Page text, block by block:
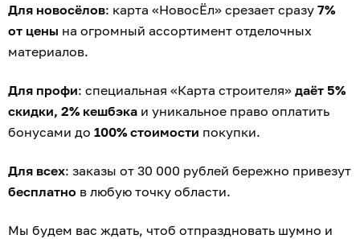
Для новосёлов: карта «НовосЁл» срезает сразу 7%
от цены на огромный ассортимент отделочных
материалов.
Для профи: специальная «Карта строителя» даёт 5%
скидки, 2% кешбэка и уникальное право оплатить
бонусами до 100% стоимости покупки.
Для всех: заказы от 30 000 рублей бережно привезут
бесплатно в любую точку области.
Мы будем вас ждать, чтоб отпраздновать шумно и